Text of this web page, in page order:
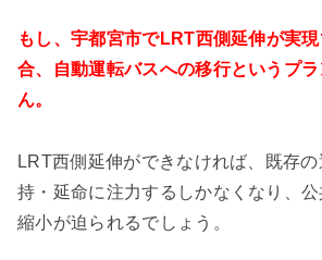
もし、宇都宮市でLRT西側延伸が実
合、自動運転バスへの移行というプ
ん。
LRT西側延伸ができなければ、既存
持・延命に注力するしかなくなり、
縮小が迫られるでしょう。